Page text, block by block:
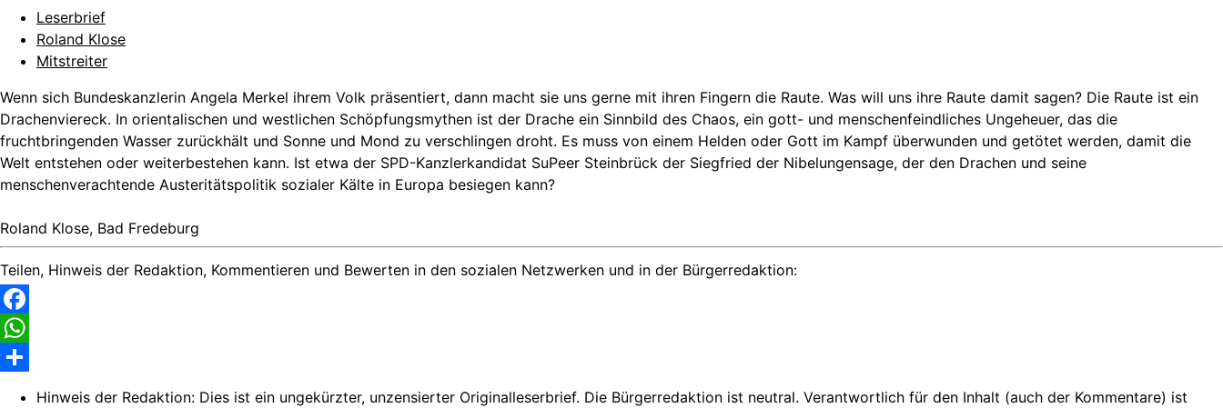
Leserbrief
Roland Klose
Mitstreiter
Wenn sich Bundeskanzlerin Angela Merkel ihrem Volk präsentiert, dann macht sie uns gerne mit ihren Fingern die Raute. Was will uns ihre Raute damit sagen? Die Raute ist ein
Drachenviereck. In orientalischen und westlichen Schöpfungsmythen ist der Drache ein Sinnbild des Chaos, ein gott- und menschenfeindliches Ungeheuer, das die
fruchtbringenden Wasser zurückhält und Sonne und Mond zu verschlingen droht. Es muss von einem Helden oder Gott im Kampf überwunden und getötet werden, damit die
Welt entstehen oder weiterbestehen kann. Ist etwa der SPD-Kanzlerkandidat SuPeer Steinbrück der Siegfried der Nibelungensage, der den Drachen und seine
menschenverachtende Austeritätspolitik sozialer Kälte in Europa besiegen kann?
Roland Klose, Bad Fredeburg
Teilen, Hinweis der Redaktion, Kommentieren und Bewerten in den sozialen Netzwerken und in der Bürgerredaktion:
Facebook
WhatsApp
Hinweis der Redaktion: Dies ist ein ungekürzter, unzensierter Originalleserbrief. Die Bürgerredaktion ist neutral. Verantwortlich für den Inhalt (auch der Kommentare) ist